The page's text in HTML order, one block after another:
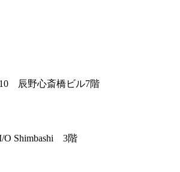
辰野心斎橋ビル7階
Shimbashi 3階